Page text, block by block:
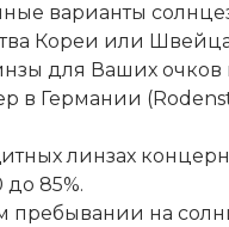
варианты
Кореи или
для Ваших
в Германии
линзах
85%.
пребывании на